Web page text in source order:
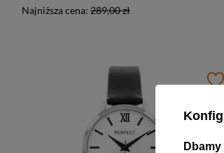
Najniższa cena: 289,00 zł